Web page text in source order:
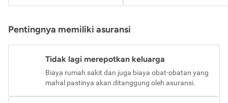
Pentingnya memiliki asuransi
Tidak lagi merepotkan keluarga
Biaya rumah sakit dan juga biaya obat-obatan yang
mahal pastinya akan ditanggung oleh asuransi.